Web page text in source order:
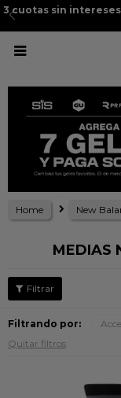
3 cuotas sin intereses

Home New
MEDIAS
Filtrando por:
Quitar filtros